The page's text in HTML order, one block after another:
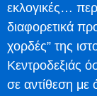
εκλογικές…
διαφορετικά
χορδές” της
Κεντροδεξιάς
σε αντίθεση με